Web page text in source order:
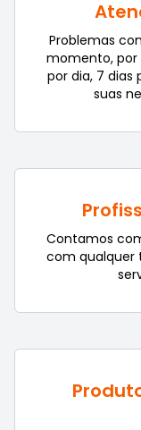
Problemas
momento, por
por dia, 7 dias
suas
Contamos
com qualquer